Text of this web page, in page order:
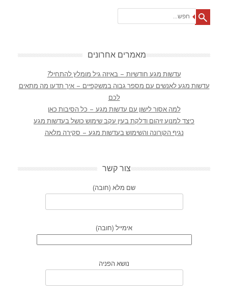
מאמרים אחרונים
עדשות מגע חודשיות – באיזה גיל מומלץ להתחיל?
עדשות מגע לאנשים עם מספר גבוה במשקפיים – איך תדעו מה מתאים
לכם
למה אסור לישון עם עדשות מגע – כל הסיבות כאן
כיצד למנוע זיהום ודלקת בעין עקב שימוש כושל בעדשות מגע
נגיף הקורונה והשימוש בעדשות מגע – סקירה מלאה
צור קשר
שם מלא (חובה)
אימייל (חובה)
נושא הפניה